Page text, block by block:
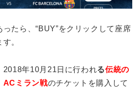
たら、“BUY”をクリックして座席
。
2018年10月21日に行われる伝統の
ACミラン戦のチケットを購入して